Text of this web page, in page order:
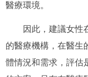
醫療環境。
因此，建議女性
的醫療機構，在醫生
體情況和需求，評估